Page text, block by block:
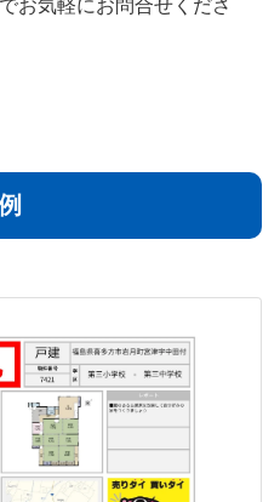
お気軽にお問合せくださ